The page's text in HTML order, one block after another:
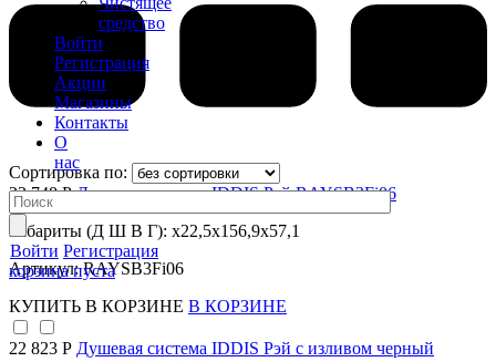
средство
Войти
Регистрация
Акции
Магазины
Контакты
О
нас
Войти Регистрация
корзина пуста
Сортировка по:
23 748 РДушевая система IDDIS Рэй RAYSB3Fi06
Габариты (Д Ш В Г): x22,5x156,9x57,1
Артикул: RAYSB3Fi06
КУПИТЬ В КОРЗИНЕ В КОРЗИНЕ
22 823 Р Душевая система IDDIS Рэй с изливом черный